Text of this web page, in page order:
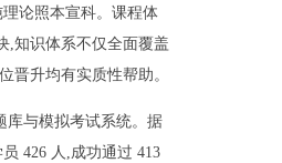
论照本宣科。课程体
,知识体系不仅全面覆盖
晋升均有实质性帮助。
库与模拟考试系统。据
426 人,成功通过 413